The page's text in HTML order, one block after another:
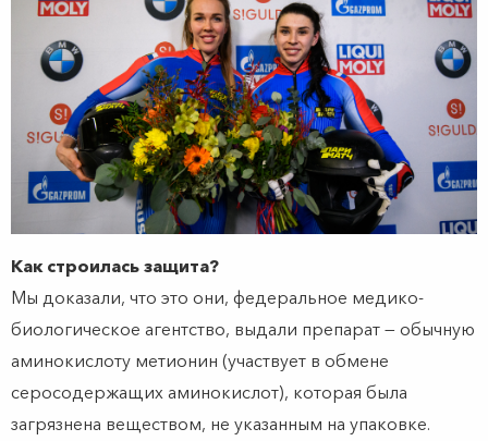
Как строилась защита?
Мы доказали, что это они, федеральное медико-
биологическое агентство, выдали препарат — обычную
аминокислоту метионин (участвует в обмене
серосодержащих аминокислот), которая была
загрязнена веществом, не указанным на упаковке.